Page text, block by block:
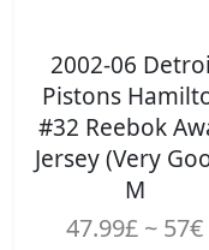
2002-06
Pistons
#32 Reebok
Jersey (Very
M
47.99£ ~ 57€